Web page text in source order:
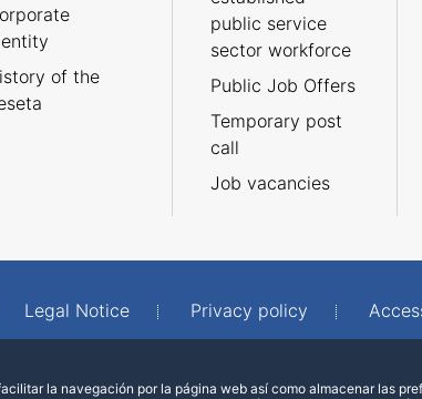
of the
public service
sector workforce
Public Job Offers
Temporary post
call
Job vacancies
Legal Notice Privacy policy
la navegación por la página web así como almacenar las